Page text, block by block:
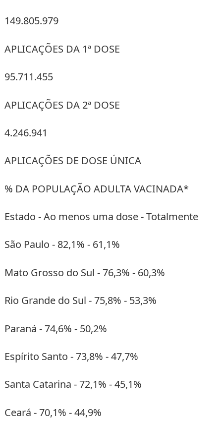
149.805.979
APLICAÇÕES DA 1ª DOSE
95.711.455
APLICAÇÕES DA 2ª DOSE
4.246.941
APLICAÇÕES DE DOSE ÚNICA
% DA POPULAÇÃO ADULTA VACINADA*
Estado - Ao menos uma dose - Totalmente
São Paulo - 82,1% - 61,1%
Mato Grosso do Sul - 76,3% - 60,3%
Rio Grande do Sul - 75,8% - 53,3%
Paraná - 74,6% - 50,2%
Espírito Santo - 73,8% - 47,7%
Santa Catarina - 72,1% - 45,1%
Ceará - 70,1% - 44,9%